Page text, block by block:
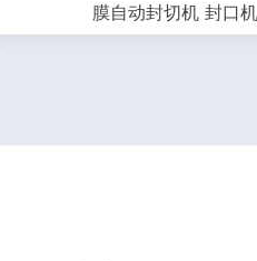
膜自动封切机 封口机